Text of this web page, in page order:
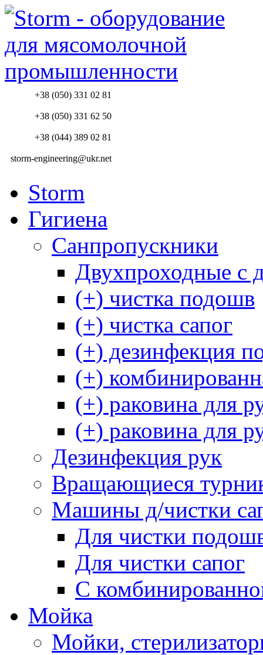
+38 (050) 331 02 81
+38 (050) 331 62 50
+38 (044) 389 02 81
storm-engineering@ukr.net
Storm
Гигиена
Санпропускники
Двухпроходные с
(+) чистка подошв
(+) чистка сапог
(+) дезинфекция
(+)
(+) раковина для
(+) раковина для
Дезинфекция рук
Вращающиеся
Машины д/чистки
Для чистки
Для чистки сапог
С
Мойка
Мойки,